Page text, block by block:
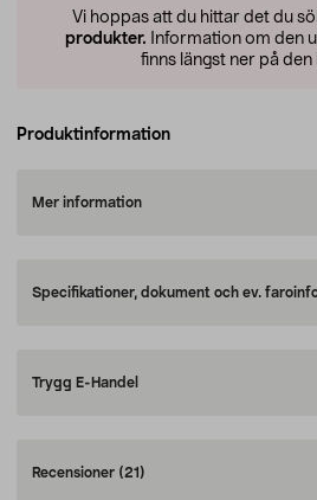
Vi hoppas att du hittar det du
produkter. Information om den
finns längst ner på den
Produktinformation
Mer information
Specifikationer, dokument och ev.
Trygg E-Handel
Recensioner (21)